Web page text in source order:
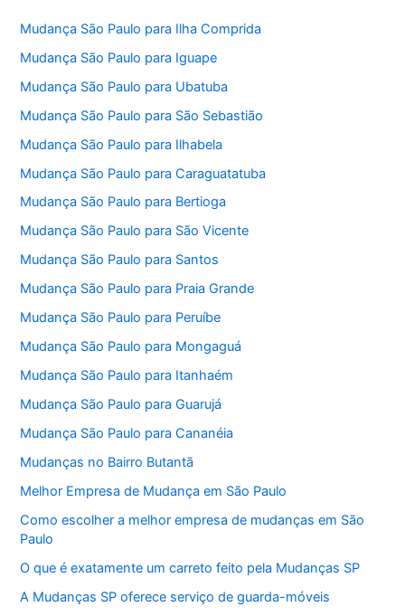
Mudança São Paulo para Ilha Comprida
Mudança São Paulo para Iguape
Mudança São Paulo para Ubatuba
Mudança São Paulo para São Sebastião
Mudança São Paulo para Ilhabela
Mudança São Paulo para Caraguatatuba
Mudança São Paulo para Bertioga
Mudança São Paulo para São Vicente
Mudança São Paulo para Santos
Mudança São Paulo para Praia Grande
Mudança São Paulo para Peruíbe
Mudança São Paulo para Mongaguá
Mudança São Paulo para Itanhaém
Mudança São Paulo para Guarujá
Mudança São Paulo para Cananéia
Mudanças no Bairro Butantã
Melhor Empresa de Mudança em São Paulo
Como escolher a melhor empresa de mudanças em São
Paulo
O que é exatamente um carreto feito pela Mudanças SP
A Mudanças SP oferece serviço de guarda-móveis